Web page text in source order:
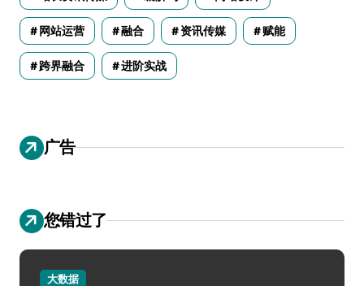
网站运营 融合 资讯传媒 赋能
跨界融合 进阶实战
广告
您错过了
大数据